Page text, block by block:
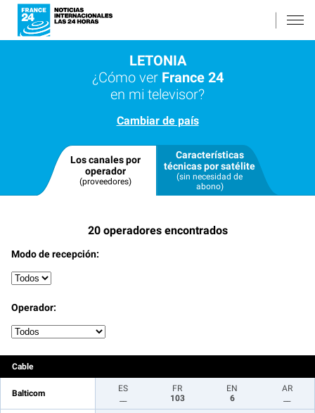
LETONIA
¿Cómo ver France 24
en mi televisor?
Cambiar de país
Los canales por
operador
(proveedores)
Características
técnicas por satélite
(sin necesidad de
abono)
20 operadores encontrados
Modo de recepción:
Operador:
Cable
Balticom
ES
FR
103
EN
6
AR